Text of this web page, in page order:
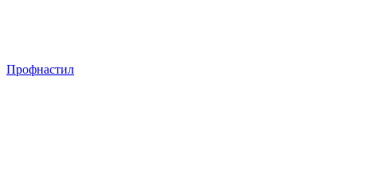
Профнастил